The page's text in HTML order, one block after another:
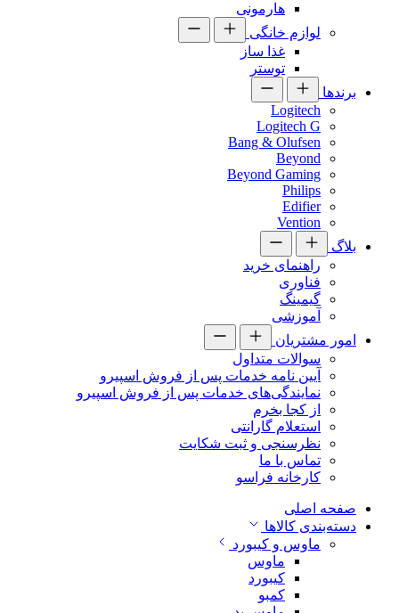
هارمونی
لوازم خانگی
غذا ساز
توستر
برندها
Logitech
Logitech G
Bang & Olufsen
Beyond
Beyond Gaming
Philips
Edifier
Vention
بلاگ
راهنمای خرید
فناوری
گیمینگ
آموزشی
امور مشتریان
سوالات متداول
آیین نامه خدمات پس از فروش اسپیرو
نمایندگی‌های خدمات پس از فروش اسپیرو
از کجا بخرم
استعلام گارانتی
نظرسنجی و ثبت شکایت
تماس با ما
کارخانه فراسو
صفحه اصلی
دسته‌بندی کالاها
ماوس و کیبورد
ماوس
کیبورد
کمبو